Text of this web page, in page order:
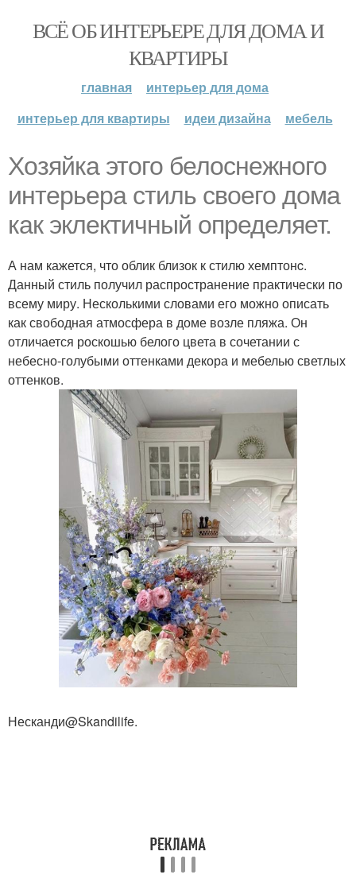
ВСЁ ОБ ИНТЕРЬЕРЕ ДЛЯ ДОМА И
КВАРТИРЫ
главная
интерьер для дома
интерьер для квартиры
идеи дизайна мебель
Хозяйка этого белоснежного
интерьера стиль своего дома
как эклектичный определяет.
А нам кажется, что облик близок к стилю хемптонc.
Данный стиль получил распространение практически по
всему миру. Несколькими словами его можно описать
как свободная атмосфера в доме возле пляжа. Он
отличается роскошью белого цвета в сочетании с
небесно-голубыми оттенками декора и мебелью светлых
оттенков.
Несканди@Skandilife.